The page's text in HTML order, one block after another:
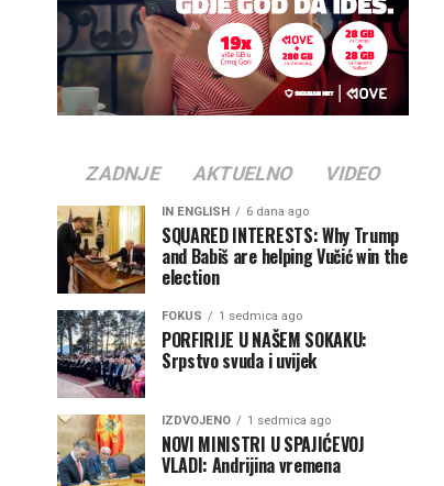
ZADNJE AKTUELNO VIDEO
IN ENGLISH 6 dana ago
SQUARED INTERESTS: Why Trump
and Babiš are helping Vučić win the
election
FOKUS 1 sedmica ago
PORFIRIJE U NAŠEM SOKAKU:
Srpstvo svuda i uvijek
IZDVOJENO 1 sedmica ago
NOVI MINISTRI U SPAJIĆEVOJ
VLADI: Andrijina vremena